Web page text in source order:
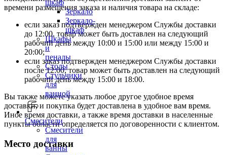
шкаф
Зеркало
Зеркало-
шкаф
Шкафы
и
пеналы
Столы
Стульчики
для
ванной
Смесители
Смесители
для
ванны
времени размещения заказа и наличия товара на складе:
если заказ подтвержден менеджером Службы доставки
до 12:00, товар может быть доставлен на следующий
рабочий день между 10:00 и 15:00 или между 15:00 и
20:00;
если заказ подтвержден менеджером Службы доставки
после 12:00, товар может быть доставлен на следующий
рабочий день между 15:00 и 18:00.
Вы также можете указать любое другое удобное время
доставки, и покупка будет доставлена в удобное вам время.
Иное время доставки, а также время доставки в населенные
пункты области определяется по договоренности с клиентом.
Место доставки